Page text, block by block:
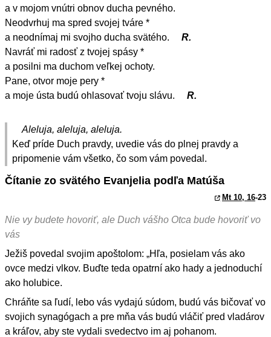
a v mojom vnútri obnov ducha pevného.
Neodvrhuj ma spred svojej tváre *
a neodnímaj mi svojho ducha svätého.
R.
Navráť mi radosť z tvojej spásy *
a posilni ma duchom veľkej ochoty.
Pane, otvor moje pery *
a moje ústa budú ohlasovať tvoju slávu.
R.
Aleluja, aleluja, aleluja.
Keď príde Duch pravdy, uvedie vás do plnej pravdy a
pripomenie vám všetko, čo som vám povedal.
Čítanie zo svätého Evanjelia podľa Matúša
Mt 10, 16-23
Nie vy budete hovoriť, ale Duch vášho Otca bude hovoriť vo
vás
Ježiš povedal svojim apoštolom: „Hľa, posielam vás ako
ovce medzi vlkov. Buďte teda opatrní ako hady a jednoduchí
ako holubice.
Chráňte sa ľudí, lebo vás vydajú súdom, budú vás bičovať vo
svojich synagógach a pre mňa vás budú vláčiť pred vladárov
a kráľov, aby ste vydali svedectvo im aj pohanom.